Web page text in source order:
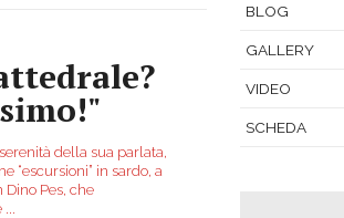
della sua parlata,
“escursioni” in sardo, a
Pes, che
BLOG
GALLERY
VIDEO
SCHEDA